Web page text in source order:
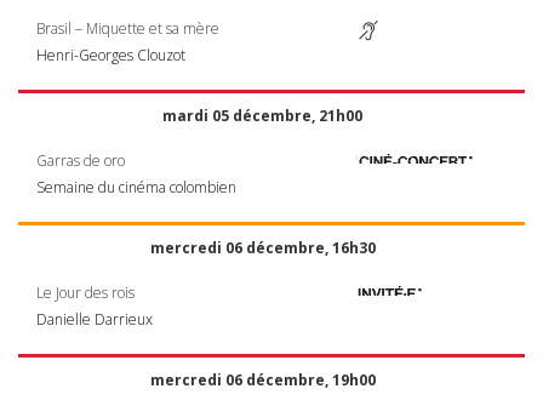
Brasil – Miquette et sa mère
Henri-Georges Clouzot
mardi 05 décembre, 21h00
Garras de oro
Semaine du cinéma colombien
mercredi 06 décembre, 16h30
Le Jour des rois
Danielle Darrieux
mercredi 06 décembre, 19h00